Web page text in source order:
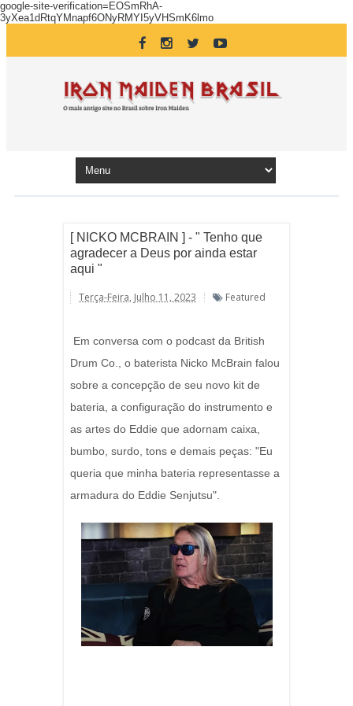
google-site-verification=EOSmRhA-
3yXea1dRtqYMnapf6ONyRMYI5yVHSmK6lmo
[ NICKO MCBRAIN ] - " Tenho que
agradecer a Deus por ainda estar
aqui "
Terça-Feira, Julho 11, 2023 Featured
Em conversa com o podcast da British
Drum Co., o baterista Nicko McBrain falou
sobre a concepção de seu novo kit de
bateria, a configuração do instrumento e
as artes do Eddie que adornam caixa,
bumbo, surdo, tons e demais peças: "Eu
queria que minha bateria representasse a
armadura do Eddie Senjutsu".